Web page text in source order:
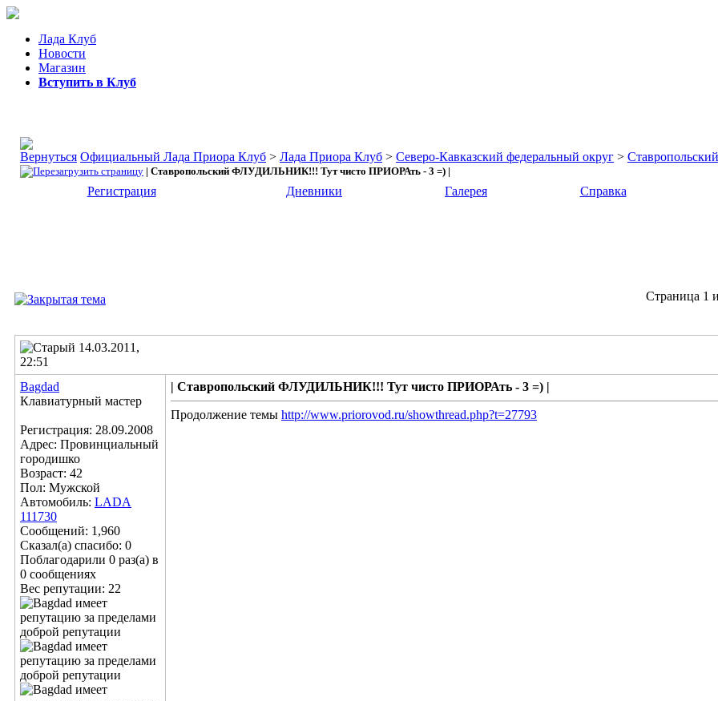
Лада Клуб
Новости
Магазин
Вступить в Клуб
Официальный Лада Приора Клуб > Лада Приора Клуб > Северо-Кавказский федеральный округ >
| Ставропольский ФЛУДИЛЬНИК!!! Тут чисто ПРИОРАть - 3 =) |
Регистрация Дневники Галерея Справка
Страница 1
14.03.2011,
22:51
Bagdad
Клавиатурный мастер
Регистрация: 28.09.2008
Адрес: Провинциальный
городишко
Возраст: 42
Пол: Мужской
Автомобиль: LADA
111730
Сообщений: 1,960
Сказал(а) спасибо: 0
Поблагодарили 0 раз(а) в
0 сообщениях
Вес репутации: 22
| Ставропольский ФЛУДИЛЬНИК!!! Тут чисто ПРИОРАть - 3 =) |
Продолжение темы http://www.priorovod.ru/showthread.php?t=27793